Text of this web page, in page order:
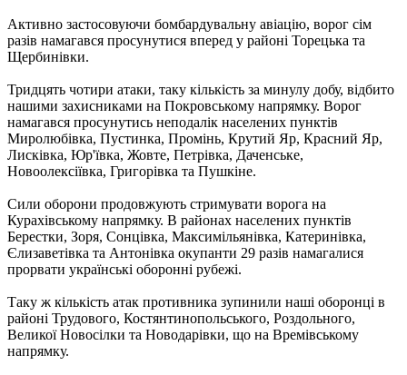
Активно застосовуючи бомбардувальну авіацію, ворог сім
разів намагався просунутися вперед у районі Торецька та
Щербинівки.
Тридцять чотири атаки, таку кількість за минулу добу, відбито
нашими захисниками на Покровському напрямку. Ворог
намагався просунутись неподалік населених пунктів
Миролюбівка, Пустинка, Промінь, Крутий Яр, Красний Яр,
Лисківка, Юр'ївка, Жовте, Петрівка, Даченське,
Новоолексіївка, Григорівка та Пушкіне.
Сили оборони продовжують стримувати ворога на
Курахівському напрямку. В районах населених пунктів
Берестки, Зоря, Сонцівка, Максимільянівка, Катеринівка,
Єлизаветівка та Антонівка окупанти 29 разів намагалися
прорвати українські оборонні рубежі.
Таку ж кількість атак противника зупинили наші оборонці в
районі Трудового, Костянтинопольського, Роздольного,
Великої Новосілки та Новодарівки, що на Времівському
напрямку.